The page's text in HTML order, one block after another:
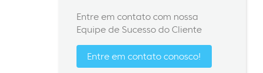
Entre em contato com nossa
Equipe de Sucesso do Cliente
Entre em contato conosco!